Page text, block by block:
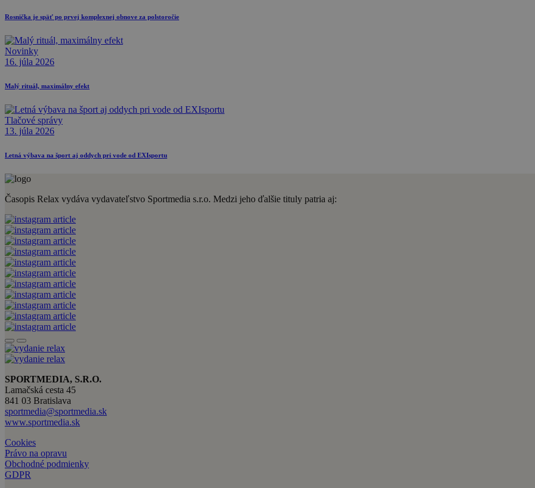
Rosnička je späť po prvej komplexnej obnove za polstoročie
Novinky
16. júla 2026
Malý rituál, maximálny efekt
Tlačové správy
13. júla 2026
Letná výbava na šport aj oddych pri vode od EXIsportu
Časopis Relax vydáva vydavateľstvo Sportmedia s.r.o. Medzi jeho ďalšie tituly patria aj:
SPORTMEDIA, S.R.O.
Lamačská cesta 45
841 03 Bratislava
sportmedia@sportmedia.sk
www.sportmedia.sk
Cookies
Právo na opravu
Obchodné podmienky
GDPR